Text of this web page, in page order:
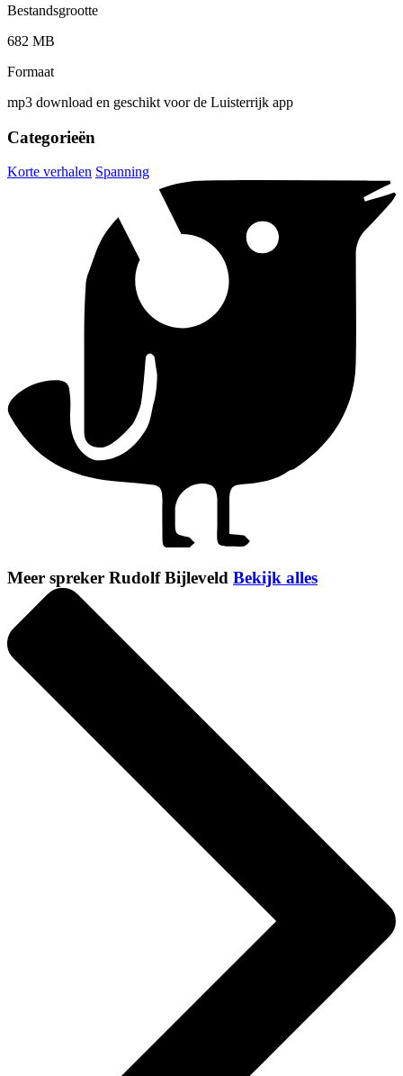
Bestandsgrootte
682 MB
Formaat
mp3 download en geschikt voor de Luisterrijk app
Categorieën
Korte verhalen Spanning
Meer spreker Rudolf Bijleveld Bekijk alles